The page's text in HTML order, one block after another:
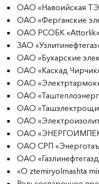
ОАО «Навоийская
ОАО «Ферганские
ОАО РСОБК «Attorlik»
ЗАО
ОАО «Бухарские
ОАО «Каскад
ОАО
ОАО
ОАО
ОАО
ОАО
ОАО СРП
ОАО
«O ztemiryolmashta